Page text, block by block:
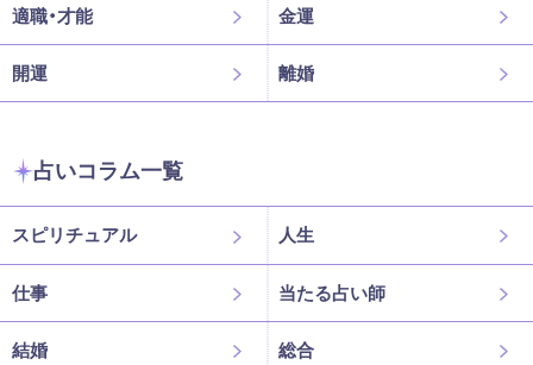
適職・才能 金運
開運 離婚
占いコラム一覧
スピリチュアル 人生
仕事 当たる占い師
結婚 総合